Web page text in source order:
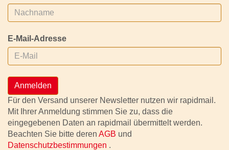
E-Mail-Adresse
Anmelden
Für den Versand unserer Newsletter nutzen wir rapidmail.
Mit Ihrer Anmeldung stimmen Sie zu, dass die
eingegebenen Daten an rapidmail übermittelt werden.
Beachten Sie bitte deren AGB und
Datenschutzbestimmungen .